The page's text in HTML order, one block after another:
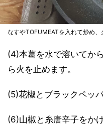
なすやTOFUMEATを入れて炒め
(4)本葛を水で溶いてか
ら火を止めます。
(5)花椒とブラックペッ
(6)山椒と糸唐辛子をか